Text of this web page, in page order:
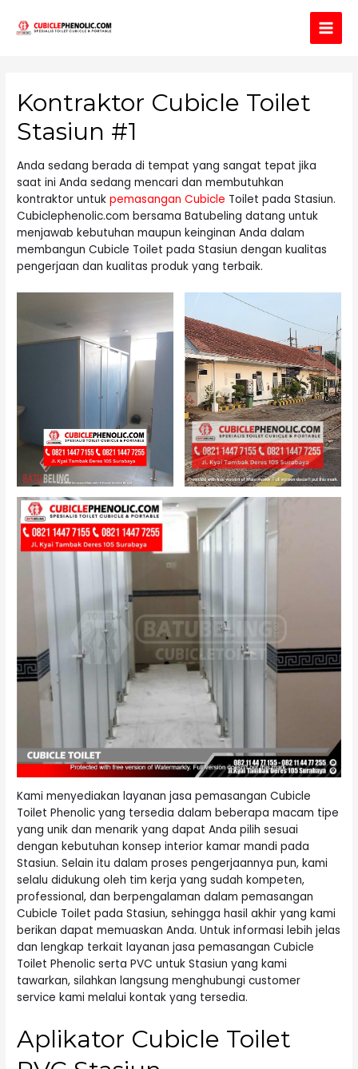
Main
Kontraktor Cubicle Toilet
Stasiun #1
Anda sedang berada di tempat yang sangat tepat jika
saat ini Anda sedang mencari dan membutuhkan
kontraktor untukpemasangan Cubicle Toilet pada Stasiun.
Cubiclephenolic.com bersama Batubeling datang untuk
menjawab kebutuhan maupun keinginan Anda dalam
membangun Cubicle Toilet pada Stasiun dengan kualitas
pengerjaan dan kualitas produk yang terbaik.
Kami menyediakan layanan jasa pemasangan Cubicle
Toilet Phenolic yang tersedia dalam beberapa macam tipe
yang unik dan menarik yang dapat Anda pilih sesuai
dengan kebutuhan konsep interior kamar mandi pada
Stasiun. Selain itu dalam proses pengerjaannya pun, kami
selalu didukung oleh tim kerja yang sudah kompeten,
professional, dan berpengalaman dalam pemasangan
Cubicle Toilet pada Stasiun, sehingga hasil akhir yang kami
berikan dapat memuaskan Anda. Untuk informasi lebih jelas
dan lengkap terkait layanan jasa pemasangan Cubicle
Toilet Phenolic serta PVC untuk Stasiun yang kami
tawarkan, silahkan langsung menghubungi customer
service kami melalui kontak yang tersedia.
Aplikator Cubicle Toilet